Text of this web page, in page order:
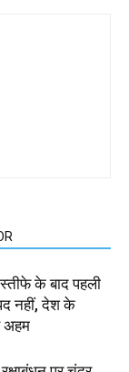
के बाद पहली
नहीं, देश के
अहम